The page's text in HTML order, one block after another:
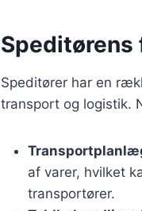
Speditører har en
transport og logistik.
af varer, hvilket
transportører.